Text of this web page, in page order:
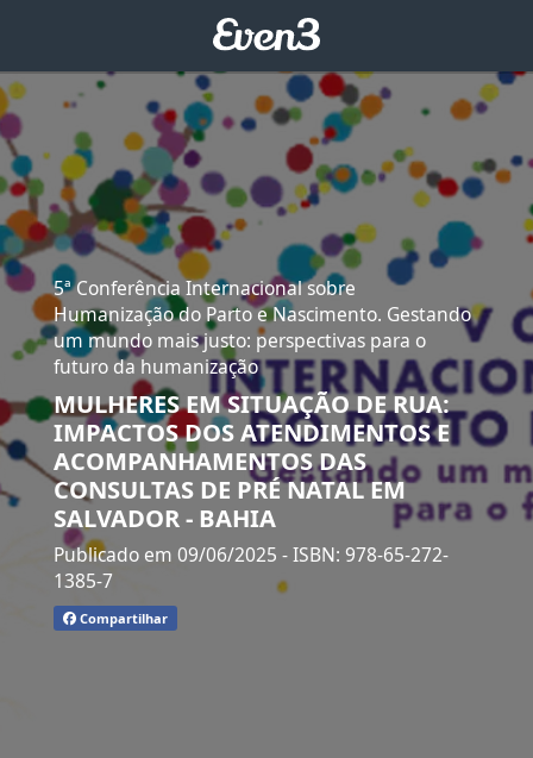
5ª Conferência Internacional sobre
Humanização do Parto e Nascimento. Gestando
um mundo mais justo: perspectivas para o
futuro da humanização
MULHERES EM SITUAÇÃO DE RUA:
IMPACTOS DOS ATENDIMENTOS E
ACOMPANHAMENTOS DAS
CONSULTAS DE PRÉ NATAL EM
SALVADOR - BAHIA
Publicado em 09/06/2025 - ISBN: 978-65-272-
1385-7
Compartilhar